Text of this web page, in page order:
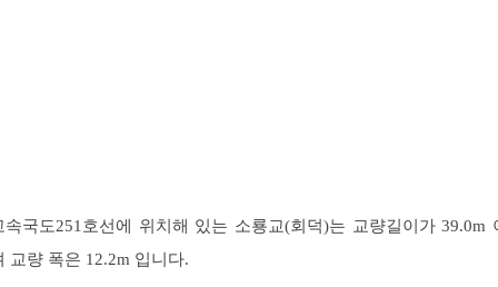
속국도251호선에 위치해 있는 소룡교(회덕)는 교량길이가 39.0m
교량 폭은 12.2m 입니다.